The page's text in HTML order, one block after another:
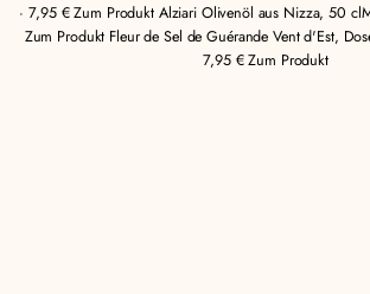
· 7,95 € Zum Produkt Alziari Olivenöl aus Nizza, 50 clMaison Alziari · 21,90 €
Zum Produkt Fleur de Sel de Guérande Vent d'Est, Dose 125 gAtelier du Sel ·
7,95 € Zum Produkt